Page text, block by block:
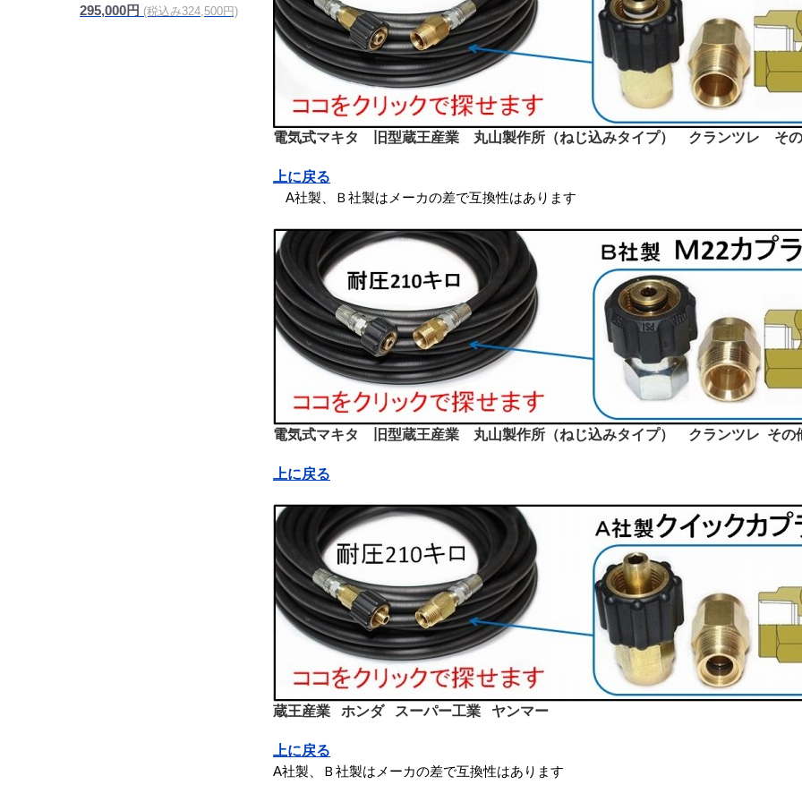
電気式マキタ 旧型蔵王産業 丸山製作所（ねじ込みタイプ） クランツレ そ
上に戻る
A社製、Ｂ社製はメーカの差で互換性はあります
電気式マキタ 旧型蔵王産業 丸山製作所（ねじ込みタイプ） クランツレ その
上に戻る
蔵王産業 ホンダ スーパー工業 ヤンマー
上に戻る
A社製、Ｂ社製はメーカの差で互換性はあります
295,000円 (税込み324,500円)